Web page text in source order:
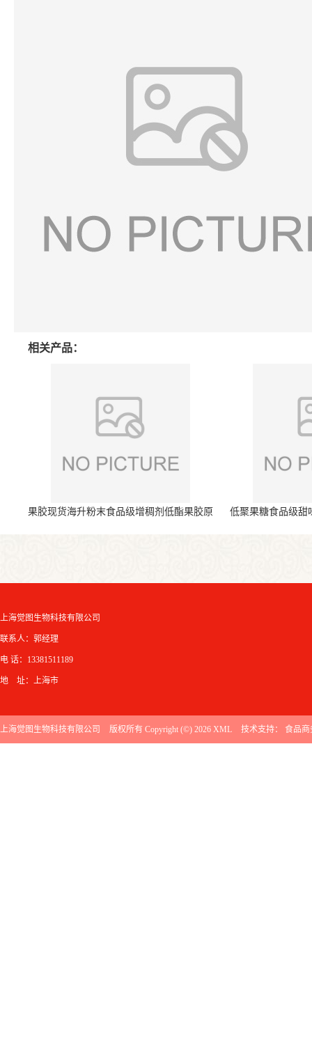
相关产品：
果胶现货海升粉末食品级增稠剂低酯果胶原
低聚果糖食品级甜
上海觉图生物科技有限公司
联系人：郭经理
电 话：13381511189
地 址：上海市
上海觉图生物科技有限公司 版权所有 Copyright (©) 2026 XML 技术支持： 食品商